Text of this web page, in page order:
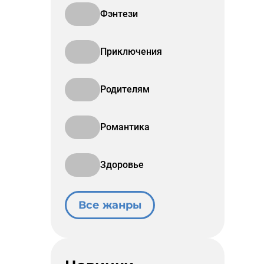
Фэнтези
Приключения
Родителям
Романтика
Здоровье
Все жанры